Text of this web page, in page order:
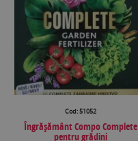
Cod: 51052
Îngrășământ Compo Complete
pentru grădini